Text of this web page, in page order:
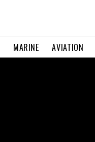
MARINE AVIATION